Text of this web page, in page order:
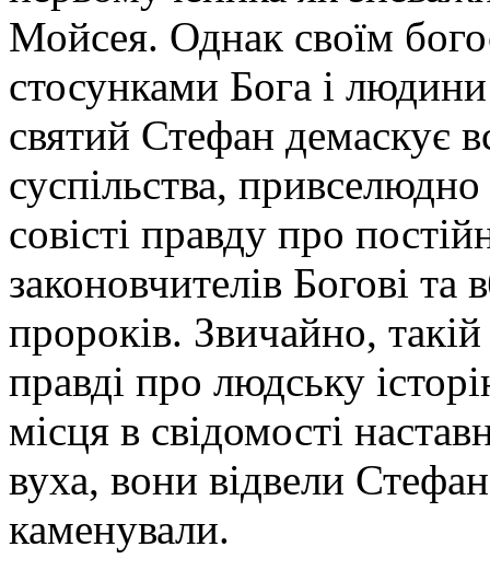
Мойсея. Однак своїм
стосунками Бога і людини
святий Стефан демаскує
суспільства,
совісті правду про
законовчителів Богові
пророків. Звичайно,
правді про людську
місця в свідомості
вуха, вони відвели
каменували.